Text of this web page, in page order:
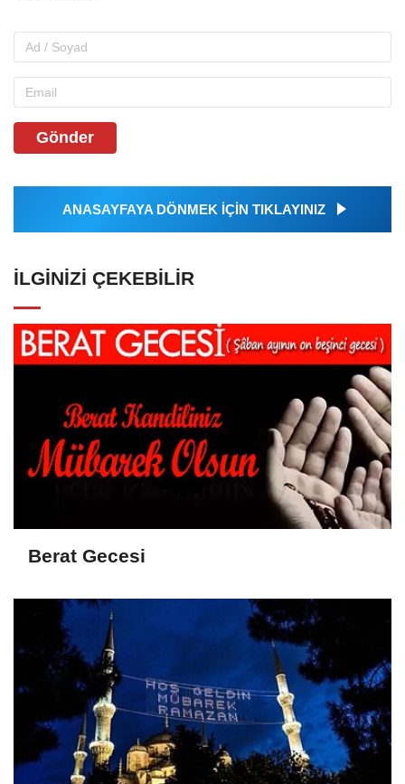
Gönder
ANASAYFAYA DÖNMEK İÇİN TIKLAYINIZ
İLGINIZI ÇEKEBILIR
Berat Gecesi